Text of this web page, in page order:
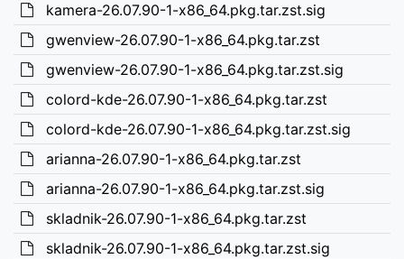
kamera-26.07.90-1-x86_64.pkg.tar.zst.sig
gwenview-26.07.90-1-x86_64.pkg.tar.zst
gwenview-26.07.90-1-x86_64.pkg.tar.zst.sig
colord-kde-26.07.90-1-x86_64.pkg.tar.zst
colord-kde-26.07.90-1-x86_64.pkg.tar.zst.sig
arianna-26.07.90-1-x86_64.pkg.tar.zst
arianna-26.07.90-1-x86_64.pkg.tar.zst.sig
skladnik-26.07.90-1-x86_64.pkg.tar.zst
skladnik-26.07.90-1-x86_64.pkg.tar.zst.sig